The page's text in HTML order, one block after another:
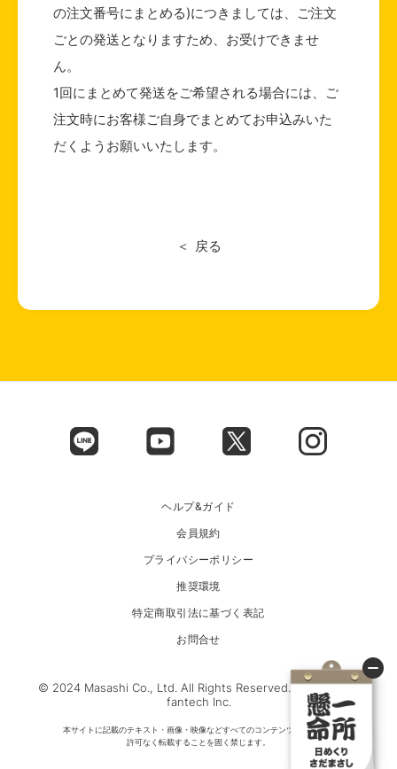
の注文番号にまとめる)につきましては、ご注文
ごとの発送となりますため、お受けできませ
ん。
1回にまとめて発送をご希望される場合には、ご
注文時にお客様ご自身でまとめてお申込みいた
だくようお願いいたします。
戻る
ヘルプ&ガイド
会員規約
プライバシーポリシー
推奨環境
特定商取引法に基づく表記
お問合せ
© 2024 Masashi Co., Ltd. All Rights Reserved. Powered by
fantech Inc.
本サイトに記載のテキスト・画像・映像などすべてのコンテンツについて、
許可なく転載することを固く禁じます。